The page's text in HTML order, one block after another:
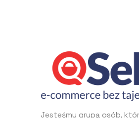
Jesteśmy grupą osób,